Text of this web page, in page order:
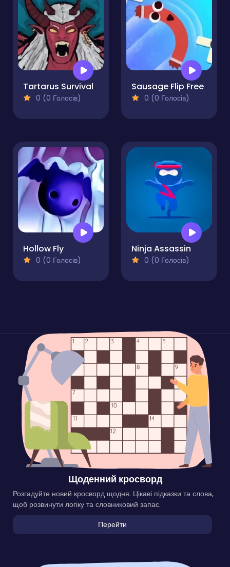
Tartarus Survival
0 (0 Голосів)
Sausage Flip Free
0 (0 Голосів)
Hollow Fly
0 (0 Голосів)
Ninja Assassin
0 (0 Голосів)
Щоденний кросворд
Розгадуйте новий кросворд щодня. Цікаві підказки та слова,
щоб розвинути логіку та словниковий запас.
Перейти